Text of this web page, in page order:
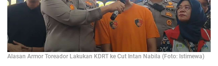
Alasan Armor Toreador Lakukan KDRT ke Cut Intan Nabila (Foto: Istimewa)